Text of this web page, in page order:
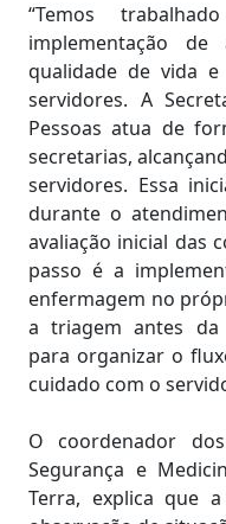
“Temos
implementação
qualidade de vida
servidores. A
Pessoas atua de
secretarias,
servidores. Essa
durante o
avaliação inicial das
passo é a
enfermagem no
a triagem antes da
para organizar o
cuidado com o
O coordenador
Segurança e
Terra, explica que